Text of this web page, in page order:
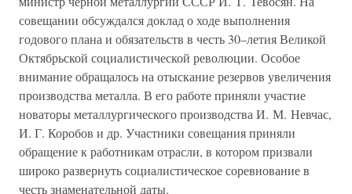
совещании обсуждался доклад о ходе выполнения
годового плана и обязательств в честь 30–летия Великой
Октябрьской социалистической революции. Особое
внимание обращалось на отыскание резервов увеличения
производства металла. В его работе приняли участие
новаторы металлургического производства И. М. Невчас,
И. Г. Коробов и др. Участники совещания приняли
обращение к работникам отрасли, в котором призвали
широко развернуть социалистическое соревнование в
честь знаменательной даты.